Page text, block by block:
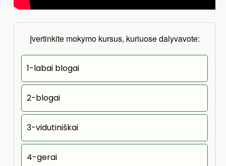
Įvertinkite mokymo kursus, kuriuose dalyvavote:
1-labai blogai
2-blogai
3-vidutiniškai
4-gerai